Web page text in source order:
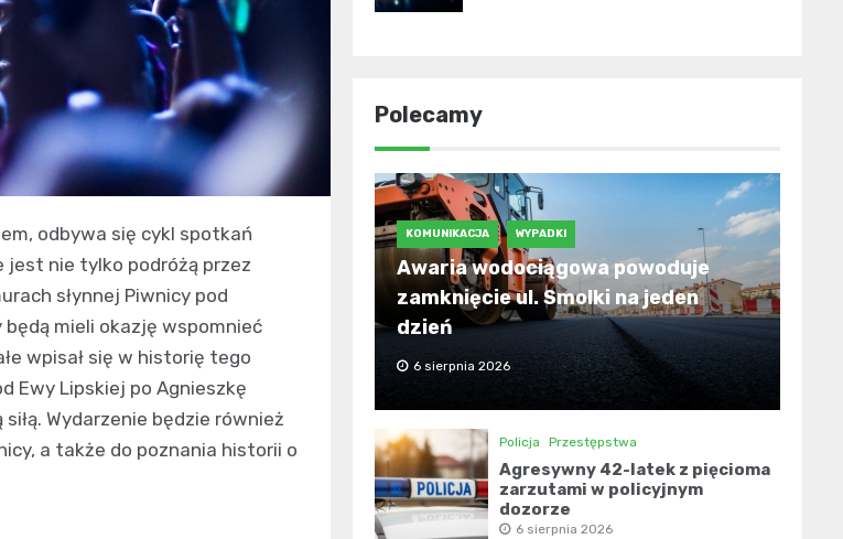
odbywa się cykl spotkań
jest nie tylko podróżą przez
słynnej Piwnicy pod
mieli okazję wspomnieć
wpisał się w historię tego
Ewy Lipskiej po Agnieszkę
Wydarzenie będzie również
a także do poznania historii o
Polecamy
KOMUNIKACJA WYPADKI
Awaria wodociągowa powoduje
zamknięcie ul. Smolki na jeden
dzień
6 sierpnia 2026
Policja Przestępstwa
Agresywny 42-latek z pięcioma
zarzutami w policyjnym
dozorze
6 sierpnia 2026